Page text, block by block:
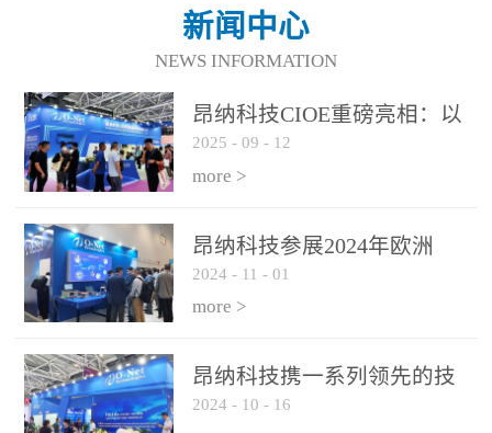
新闻中心
NEWS INFORMATION
昂纳科技CIOE重磅亮相：以
光通信创新引擎，驱动AI与
算力互联新时代
2025 - 09 - 12
more >
昂纳科技参展2024年欧洲
ECOC展会
2024 - 11 - 01
more >
昂纳科技携一系列领先的技
术平台和优秀产品参展2024
2024 - 10 - 16